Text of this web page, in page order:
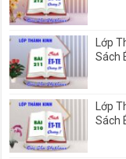
Lớp
Sách
Lớp
Sách